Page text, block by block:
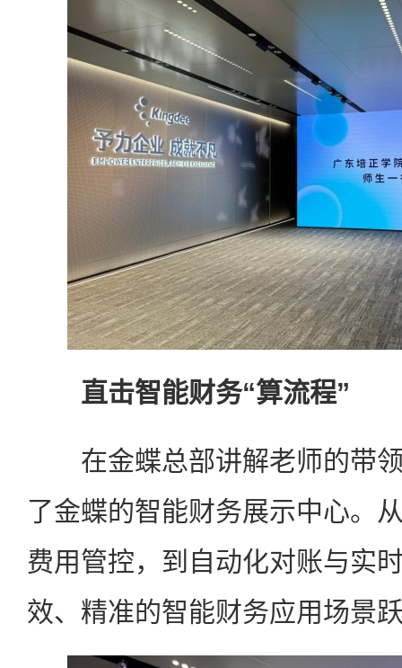
直击智能财务“算流程”
在金蝶总部讲解老师的带领
了金蝶的智能财务展示中心。
费用管控，到自动化对账与实
效、精准的智能财务应用场景